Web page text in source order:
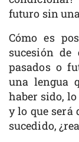
futuro sin
Cómo es
sucesión de
pasados o
una lengua
haber sido, lo
y lo que será
sucedido,